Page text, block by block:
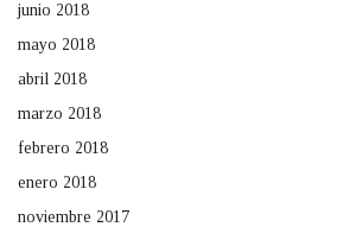
junio 2018
mayo 2018
abril 2018
marzo 2018
febrero 2018
enero 2018
noviembre 2017